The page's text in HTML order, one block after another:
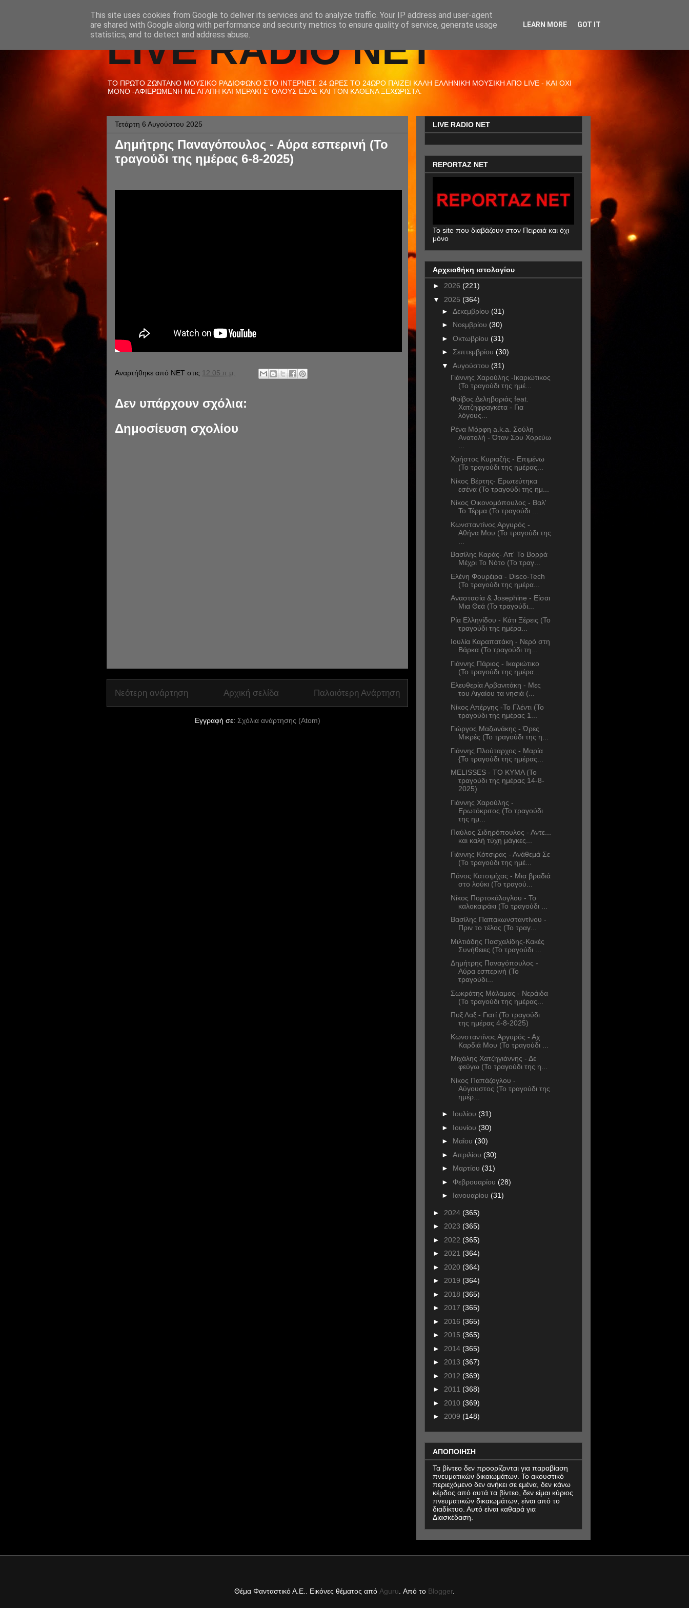
LIVE RADIO NET
ΤΟ ΠΡΩΤΟ ΖΩΝΤΑΝΟ ΜΟΥΣΙΚΟ ΡΑΔΙΟΦΩΝΟ ΣΤΟ ΙΝΤΕΡΝΕΤ. 24 ΩΡΕΣ ΤΟ 24ΩΡΟ ΠΑΙΖΕΙ ΚΑΛΗ ΕΛΛΗΝΙΚΗ ΜΟΥΣΙΚΗ ΑΠΟ LIVE - ΚΑΙ ΟΧΙ
ΜΟΝΟ -ΑΦΙΕΡΩΜΕΝΗ ΜΕ ΑΓΑΠΗ ΚΑΙ ΜΕΡΑΚΙ Σ' ΟΛΟΥΣ ΕΣΑΣ ΚΑΙ ΤΟΝ ΚΑΘΕΝΑ ΞΕΧΩΡΙΣΤΑ.
Τετάρτη 6 Αυγούστου 2025
Δημήτρης Παναγόπουλος - Αύρα εσπερινή (Το
τραγούδι της ημέρας 6-8-2025)
Αναρτήθηκε από NET στις 12:05 π.μ.
Δεν υπάρχουν σχόλια:
Δημοσίευση σχολίου
Νεότερη ανάρτηση Παλαιότερη Ανάρτηση
Αρχική σελίδα
Εγγραφή σε: Σχόλια ανάρτησης (Atom)
LIVE RADIO NET
REPORTAZ NET
To site που διαβάζουν στον Πειραιά και όχι
μόνο
Αρχειοθήκη ιστολογίου
► 2026 (221)
▼ 2025 (364)
► Δεκεμβρίου (31)
► Νοεμβρίου (30)
► Οκτωβρίου (31)
► Σεπτεμβρίου (30)
▼ Αυγούστου (31)
Γιάννης Χαρούλης -Ικαριώτικος
(Το τραγούδι της ημέ...
Φοίβος Δεληβοριάς feat.
Χατζηφραγκέτα - Για
λόγους...
Ρένα Μόρφη a.k.a. Σούλη
Ανατολή - Όταν Σου Χορεύω
Χρήστος Κυριαζής - Επιμένω
(Το τραγούδι της ημέρας...
Νίκος Βέρτης- Ερωτεύτηκα
εσένα (Το τραγούδι της ημ...
Νίκος Οικονομόπουλος - Βαλ'
Το Τέρμα (Το τραγούδι ...
Κωνσταντίνος Αργυρός -
Αθήνα Μου (Το τραγούδι της
Βασίλης Καράς- Απ' Το Βορρά
Μέχρι Το Νότο (Το τραγ...
Eλένη Φουρέιρα - Disco-Tech
(Το τραγούδι της ημέρα...
Αναστασία & Josephine - Είσαι
Μια Θεά (Το τραγούδι...
Ρία Ελληνίδου - Κάτι Ξέρεις (Το
τραγούδι της ημέρα...
Ιουλία Καραπατάκη - Νερό στη
Βάρκα (Το τραγούδι τη...
Γιάννης Πάριος - Ικαριώτικο
(Το τραγούδι της ημέρα...
Ελευθερία Αρβανιτάκη - Μες
του Αιγαίου τα νησιά (...
Νίκος Απέργης -Το Γλέντι (Το
τραγούδι της ημέρας 1...
Γιώργος Μαζωνάκης - Ώρες
Μικρές (Το τραγούδι της η...
Γιάννης Πλούταρχος - Μαρία
{Το τραγούδι της ημέρας...
MELISSES - TO KYMA (Το
τραγούδι της ημέρας 14-8-
2025)
Γιάννης Χαρούλης -
Ερωτόκριτος (Το τραγούδι
της ημ...
Παύλος Σιδηρόπουλος - Αντε...
και καλή τύχη μάγκες...
Γιάννης Κότσιρας - Ανάθεμά Σε
(Το τραγούδι της ημέ...
Πάνος Κατσιμίχας - Μια βραδιά
στο λούκι (Το τραγού...
Νίκος Πορτοκάλογλου - Το
καλοκαιράκι (Το τραγούδι ...
Βασίλης Παπακωνσταντίνου -
Πριν το τέλος (Το τραγ...
Μιλτιάδης Πασχαλίδης-Κακές
Συνήθειες (Το τραγούδι ...
Δημήτρης Παναγόπουλος -
Αύρα εσπερινή (Το
τραγούδι...
Σωκράτης Μάλαμας - Νεράιδα
(Το τραγούδι της ημέρας...
Πυξ Λαξ - Γιατί (Το τραγούδι
της ημέρας 4-8-2025)
Κωνσταντίνος Αργυρός - Αχ
Καρδιά Μου (Το τραγούδι ...
Μιχάλης Χατζηγιάννης - Δε
φεύγω (Το τραγούδι της η...
Νίκος Παπάζογλου -
Αύγουστος (Το τραγούδι της
ημέρ...
► Ιουλίου (31)
► Ιουνίου (30)
► Μαΐου (30)
► Απριλίου (30)
► Μαρτίου (31)
► Φεβρουαρίου (28)
► Ιανουαρίου (31)
► 2024 (365)
► 2023 (365)
► 2022 (365)
► 2021 (364)
► 2020 (364)
► 2019 (364)
► 2018 (365)
► 2017 (365)
► 2016 (365)
► 2015 (365)
► 2014 (365)
► 2013 (367)
► 2012 (369)
► 2011 (368)
► 2010 (369)
► 2009 (148)
ΑΠΟΠΟΙΗΣΗ
Τα βίντεο δεν προορίζονται για παραβίαση
πνευματικών δικαιωμάτων. Το ακουστικό
περιεχόμενο δεν ανήκει σε εμένα, δεν κάνω
κέρδος από αυτά τα βίντεο, δεν είμαι κύριος
πνευματικών δικαιωμάτων, είναι από το
διαδίκτυο. Αυτό είναι καθαρά για
Διασκέδαση.
Θέμα Φανταστικό Α.Ε.. Εικόνες θέματος από Aguru . Από το Blogger
This site uses cookies from Google to deliver its services and to analyze traffic. Your IP address and user-agent
are shared with Google along with performance and security metrics to ensure quality of service, generate usage
statistics, and to detect and address abuse.
LEARN MORE GOT IT